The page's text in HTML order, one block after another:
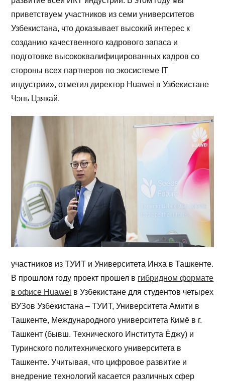
приветствуем участников из семи университетов
Узбекистана, что доказывает высокий интерес к
созданию качественного кадрового запаса и
подготовке высококвалифицированных кадров со
стороны всех партнеров по экосистеме IT
индустрии», отметил директор Huawei в Узбекистане
Чэнь Цзякай.
участников из ТУИТ и Университета Инха в Ташкенте.
В прошлом году проект прошел в гибридном формате
в офисе Huawei в Узбекистане для студентов четырех
ВУЗов Узбекистана – ТУИТ, Университета Амити в
Ташкенте, Международного университета Кимё в г.
Ташкент (бывш. Технического Института Ёджу) и
Туринского политехнического университета в
Ташкенте. Учитывая, что цифровое развитие и
внедрение технологий касается различных сфер